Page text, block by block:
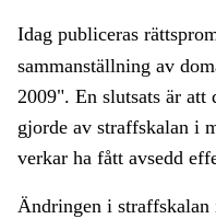
Idag publiceras
sammanställning av
2009". En slutsats är att
gjorde av straffskalan i
verkar ha fått avsedd
Ändringen i